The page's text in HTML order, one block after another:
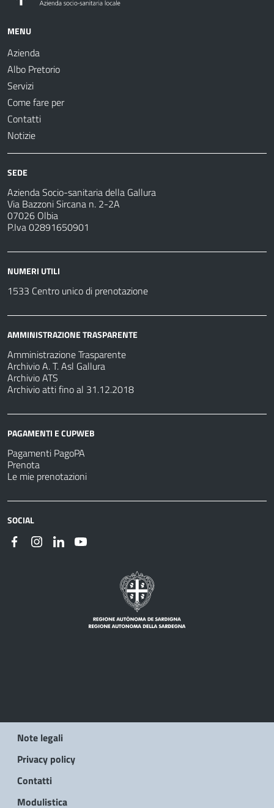
MENU
Azienda
Albo Pretorio
Servizi
Come fare per
Contatti
Notizie
SEDE
Azienda Socio-sanitaria della Gallura
Via Bazzoni Sircana n. 2-2A
07026 Olbia
P.Iva 02891650901
NUMERI UTILI
1533 Centro unico di prenotazione
AMMINISTRAZIONE TRASPARENTE
Amministrazione Trasparente
Archivio A. T. Asl Gallura
Archivio ATS
Archivio atti fino al 31.12.2018
PAGAMENTI E CUPWEB
Pagamenti PagoPA
Prenota
Le mie prenotazioni
SOCIAL
Note legali
Privacy policy
Contatti
Modulistica